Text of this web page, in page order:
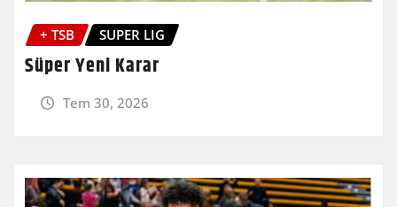
+ TSB SUPER LIG
Süper Yeni Karar
Tem 30, 2026